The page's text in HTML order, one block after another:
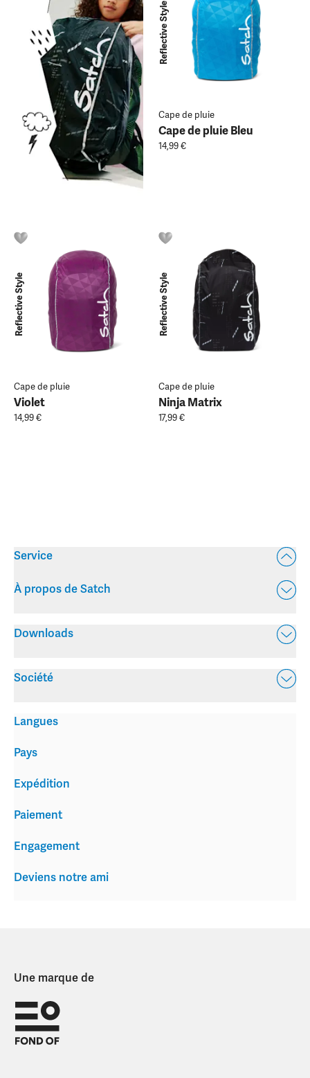
Reflective Style
Cape de pluie
Cape de pluie Bleu
14,99 €
Reflective Style
Cape de pluie
Violet
14,99 €
Reflective Style
Cape de pluie
Ninja Matrix
17,99 €
Service
À propos de Satch
Downloads
Société
Expédition
Paiement
Engagement
Deviens notre ami
Langues
Pays
Une marque de